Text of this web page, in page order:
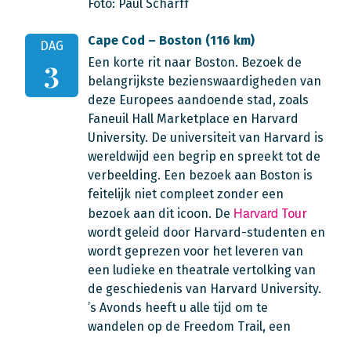
Foto: Paul Scharff
DAG
3
Cape Cod – Boston (116 km)
Een korte rit naar Boston. Bezoek de
belangrijkste bezienswaardigheden van
deze Europees aandoende stad, zoals
Faneuil Hall Marketplace en Harvard
University. De universiteit van Harvard is
wereldwijd een begrip en spreekt tot de
verbeelding. Een bezoek aan Boston is
feitelijk niet compleet zonder een
bezoek aan dit icoon. De Harvard Tour
wordt geleid door Harvard-studenten en
wordt geprezen voor het leveren van
een ludieke en theatrale vertolking van
de geschiedenis van Harvard University.
’s Avonds heeft u alle tijd om te
wandelen op de Freedom Trail, een